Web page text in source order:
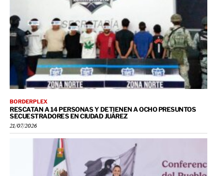
BORDERPLEX
RESCATAN A 14 PERSONAS Y DETIENEN A OCHO PRESUNTOS
SECUESTRADORES EN CIUDAD JUÁREZ
21/07/2026